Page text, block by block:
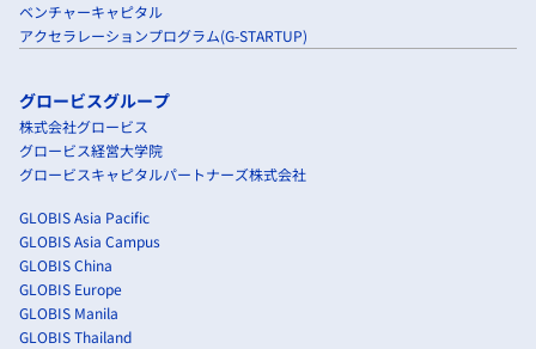
ベンチャーキャピタル
アクセラレーションプログラム(G-STARTUP)
グロービスグループ
株式会社グロービス
グロービス経営大学院
グロービスキャピタルパートナーズ株式会社
GLOBIS Asia Pacific
GLOBIS Asia Campus
GLOBIS China
GLOBIS Europe
GLOBIS Manila
GLOBIS Thailand